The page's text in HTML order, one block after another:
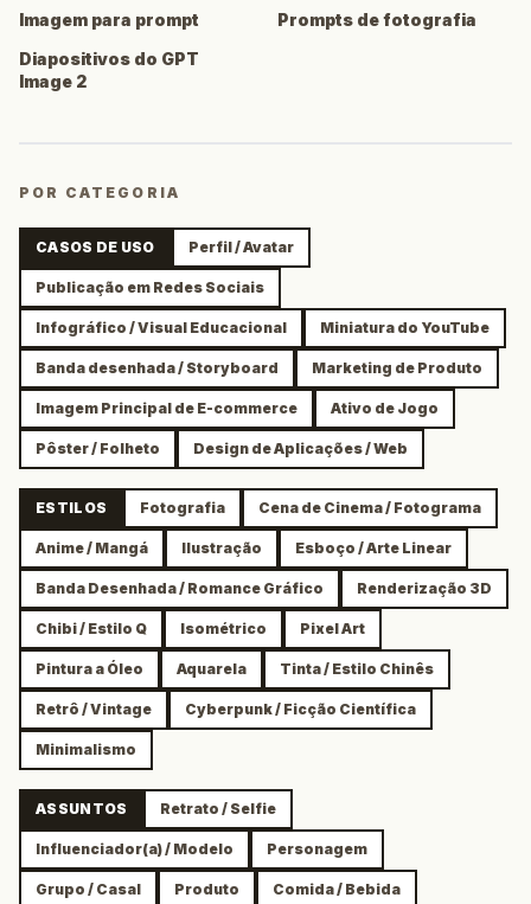
Imagem para prompt
Prompts de fotografia
Diapositivos do GPT
Image 2
POR CATEGORIA
CASOS DE USO Perfil / Avatar
Publicação em Redes Sociais
Infográfico / Visual Educacional Miniatura do YouTube
Banda desenhada / Storyboard Marketing de Produto
Imagem Principal de E-commerce Ativo de Jogo
Pôster / Folheto Design de Aplicações / Web
ESTILOS Fotografia Cena de Cinema / Fotograma
Anime / Mangá Ilustração Esboço / Arte Linear
Banda Desenhada / Romance Gráfico Renderização 3D
Chibi / Estilo Q Isométrico Pixel Art
Pintura a Óleo Aquarela Tinta / Estilo Chinês
Retrô / Vintage Cyberpunk / Ficção Científica
Minimalismo
ASSUNTOS Retrato / Selfie
Influenciador(a) / Modelo Personagem
Grupo / Casal Produto Comida / Bebida